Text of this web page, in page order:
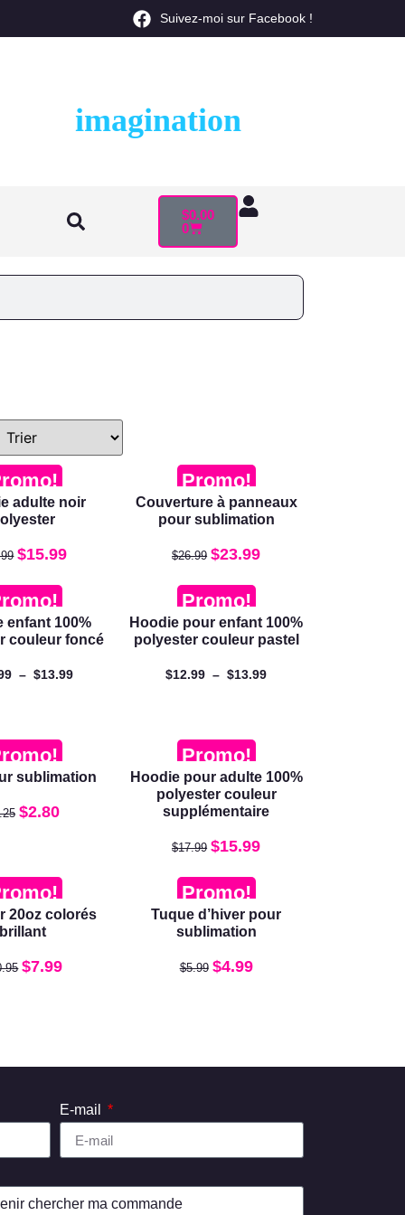
Suivez-moi sur Facebook !
imagination
$0.00
0
adulte noir
$15.99
Promo!
Couverture à panneaux
pour sublimation
$26.99 $23.99
enfant 100%
couleur foncé
– $13.99
Promo!
Hoodie pour enfant 100%
polyester couleur pastel
$12.99 – $13.99
sublimation
$2.80
Promo!
Hoodie pour adulte 100%
polyester couleur
supplémentaire
$17.99 $15.99
20oz colorés
brillant
$7.99
Promo!
Tuque d’hiver pour
sublimation
$5.99 $4.99
E-mail